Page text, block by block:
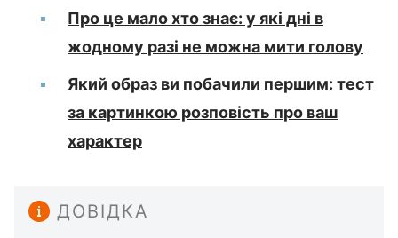
Про це мало хто знає: у які дні в
жодному разі не можна мити голову
Який образ ви побачили першим: тест
за картинкою розповість про ваш
характер
ДОВІДКА